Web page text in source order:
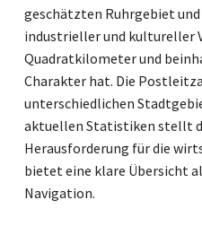
geschätzten Ruhrgebiet
industrieller und kultureller
Quadratkilometer und
Charakter hat. Die
unterschiedlichen
aktuellen Statistiken stellt
Herausforderung für die
bietet eine klare Übersicht
Navigation.